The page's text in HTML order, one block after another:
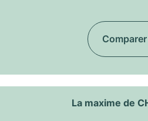
Comparer
La maxime de